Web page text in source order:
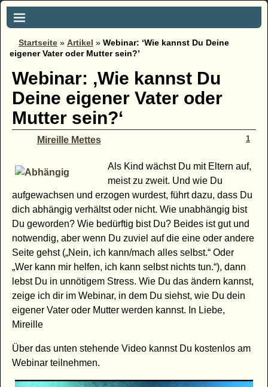
Startseite » Artikel » Webinar: ‘Wie kannst Du Deine
eigener Vater oder Mutter sein?’
Webinar: ‚Wie kannst Du
Deine eigener Vater oder
Mutter sein?‘
Mireille Mettes 1
Als Kind wächst Du mit Eltern auf,
meist zu zweit. Und wie Du
aufgewachsen und erzogen wurdest, führt dazu, dass Du
dich abhängig verhältst oder nicht. Wie unabhängig bist
Du geworden? Wie bedürftig bist Du? Beides ist gut und
notwendig, aber wenn Du zuviel auf die eine oder andere
Seite gehst („Nein, ich kann/mach alles selbst.“ Oder
„Wer kann mir helfen, ich kann selbst nichts tun.“), dann
lebst Du in unnötigem Stress. Wie Du das ändern kannst,
zeige ich dir im Webinar, in dem Du siehst, wie Du dein
eigener Vater oder Mutter werden kannst. In Liebe,
Mireille
Über das unten stehende Video kannst Du kostenlos am
Webinar teilnehmen.